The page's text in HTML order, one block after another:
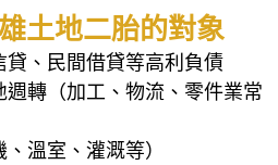
土地二胎的對象
貸、民間借貸等高利負債
週轉（加工、物流、零件業常
溫室、灌溉等）